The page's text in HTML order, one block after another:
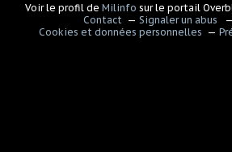
Voir le profil deMilinfo sur le portail
Contact
Signaler un abus
Cookies et données personnelles